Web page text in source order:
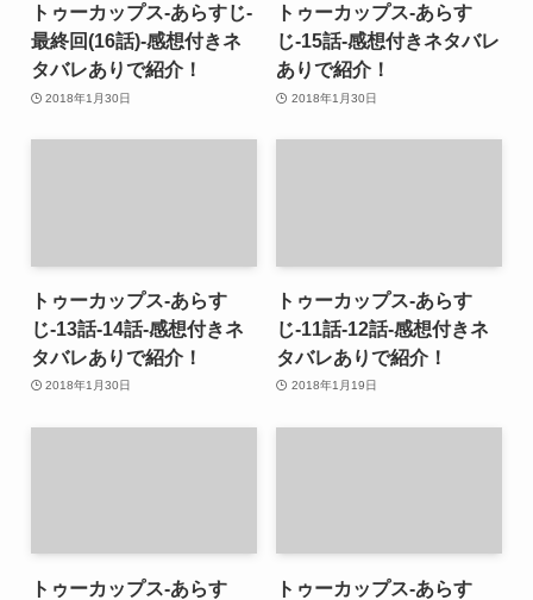
トゥーカップス-あらすじ-
最終回(16話)-感想付きネ
タバレありで紹介！
2018年1月30日
トゥーカップス-あらす
じ-15話-感想付きネタバレ
ありで紹介！
2018年1月30日
トゥーカップス-あらす
じ-13話-14話-感想付きネ
タバレありで紹介！
2018年1月30日
トゥーカップス-あらす
じ-11話-12話-感想付きネ
タバレありで紹介！
2018年1月19日
トゥーカップス-あらす
トゥーカップス-あらす